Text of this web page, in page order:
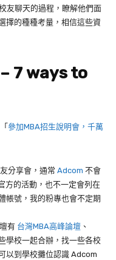
友聊天的過程，瞭解他們面
擇的種種考量，相信這些資
7 ways to
參加MBA招生說明會，千萬
分享會，通常 Adcom 不會
方的活動，也不一定會列在
帳號，我的粉專也會不定期
有 台灣MBA高峰論壇 、
學校一起合辦，找一些各校
以到學校攤位認識 Adcom